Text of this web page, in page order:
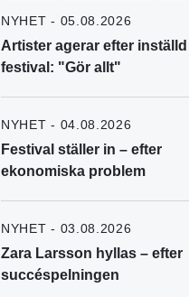
NYHET - 05.08.2026
Artister agerar efter inställd
festival: "Gör allt"
NYHET - 04.08.2026
Festival ställer in – efter
ekonomiska problem
NYHET - 03.08.2026
Zara Larsson hyllas – efter
succéspelningen